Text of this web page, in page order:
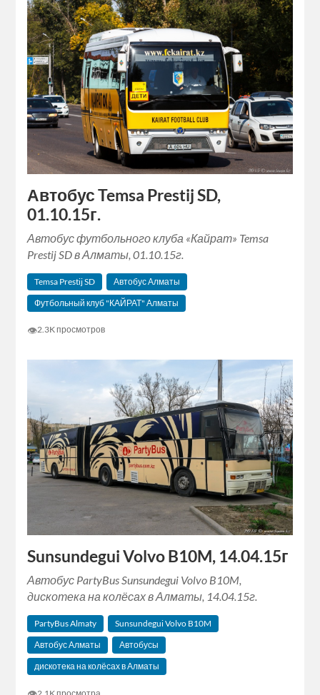
Автобус Temsa Prestij SD,
01.10.15г.
Автобус футбольного клуба «Кайрат» Temsa
Prestij SD в Алматы, 01.10.15г.
Temsa Prestij SD
Автобус Алматы
Футбольный клуб "КАЙРАТ" Алматы
👁2.3K просмотров
Sunsundegui Volvo B10M, 14.04.15г
Автобус PartyBus Sunsundegui Volvo B10M,
дискотека на колёсах в Алматы, 14.04.15г.
PartyBus Almaty
Sunsundegui Volvo B10M
Автобус Алматы
Автобусы
дискотека на колёсах в Алматы